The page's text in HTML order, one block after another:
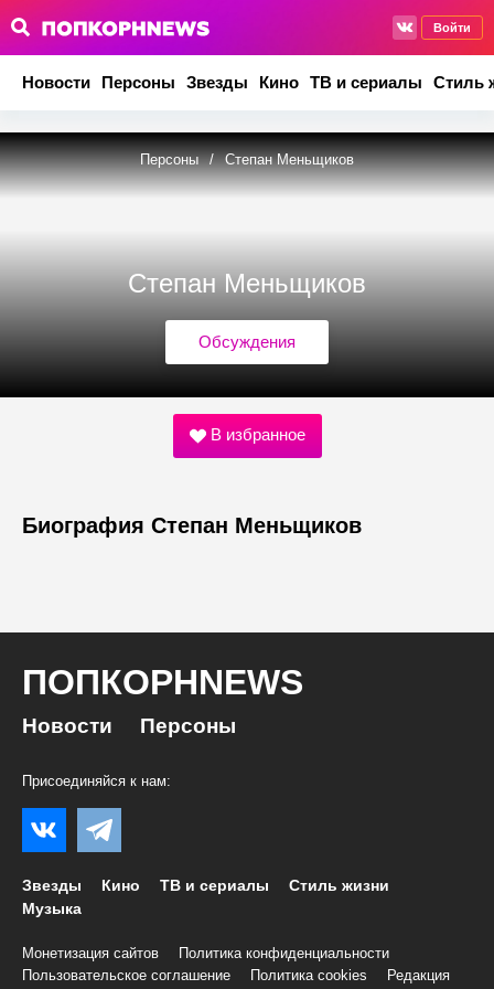
Войти
Новости Персоны Звезды Кино ТВ и сериалы Стиль
Персоны / Степан Меньщиков
Степан Меньщиков
Обсуждения
В избранное
Биография Степан Меньщиков
ПОПКОРНNEWS
Новости Персоны
Присоединяйся к нам:
Звезды Кино ТВ и сериалы
Стиль жизни
Музыка
Монетизация сайтов
Политика конфиденциальности
Пользовательское соглашение
Политика cookies Редакция